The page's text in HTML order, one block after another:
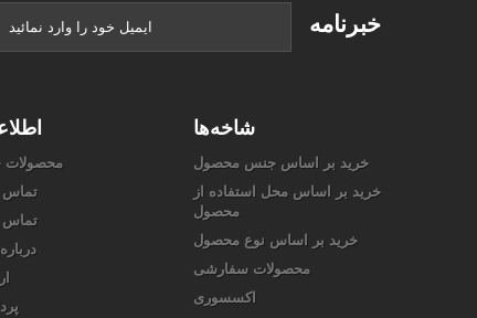
خبرنامه
شاخه‌ها
خرید بر اساس جنس محصول
خرید بر اساس محل استفاده از
محصول
خرید بر اساس نوع محصول
محصولات سفارشی
اکسسوری
محصولات
تماس
تماس